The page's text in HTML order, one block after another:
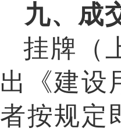
九、成
挂牌（
出《建设
者按规定